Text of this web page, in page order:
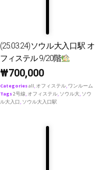
(25.03.24)ソウル大入口駅 オ
フィステル 9/20階
₩700,000
Categoriesall, オフィステル, ワンルーム
Tags2号線, オフィステル, ソウル大, ソウ
ル大入口, ソウル大入口駅